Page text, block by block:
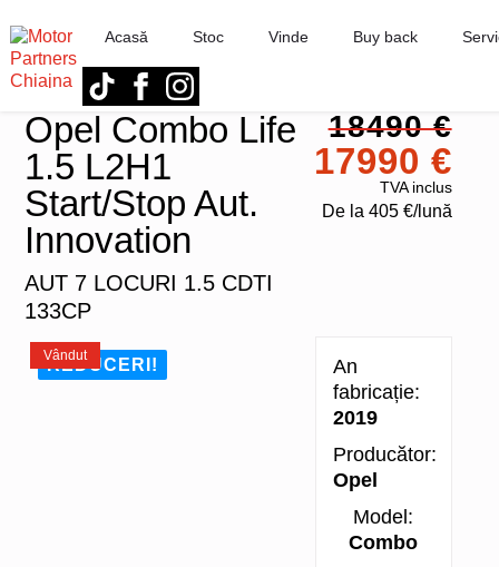
Acasă Stoc Vinde Buy back
Opel Combo Life
1.5 L2H1
Start/Stop Aut.
Innovation
AUT 7 LOCURI 1.5 CDTI
133CP
18490 €
17990 €
TVA inclus
De la 405 €/lună
REDUCERI!
Vândut
An
fabricație:
2019
Producător:
Opel
Model:
Combo